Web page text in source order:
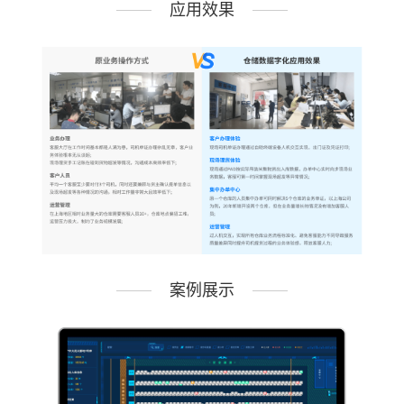
应用效果
案例展示